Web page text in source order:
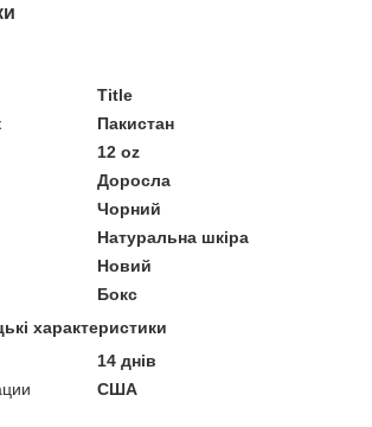
Title
Пакистан
12 oz
Доросла
Чорний
Натуральна шкіра
Новий
Бокс
характеристики
14 днів
США